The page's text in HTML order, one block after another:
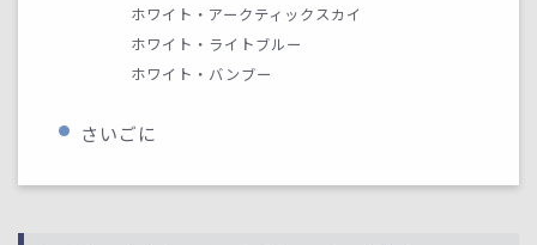
ホワイト・アークティックスカイ
ホワイト・ライトブルー
ホワイト・バンブー
さいごに